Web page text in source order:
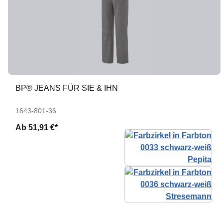
BP® JEANS FÜR SIE & IHN
1643-801-36
Ab 51,91 €*